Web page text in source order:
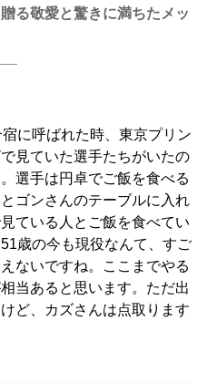
る敬愛と驚きに満ちたメッ
に呼ばれた時、東京プリン
見ていた選手たちがいたの
選手は円卓でご飯を食べる
ゴンさんのテーブルに入れ
ている人とご飯を食べてい
歳の今も現役なんて、すご
ないですね。ここまでやる
当あると思います。ただ出
ど、カズさんは点取ります